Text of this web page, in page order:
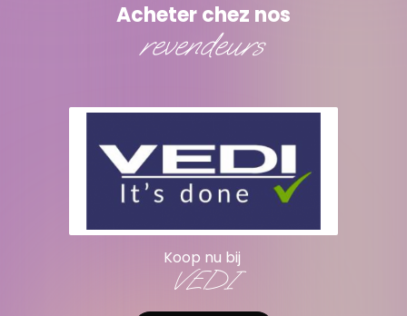
Acheter chez nos
revendeurs
Koop nu bij
VEDI